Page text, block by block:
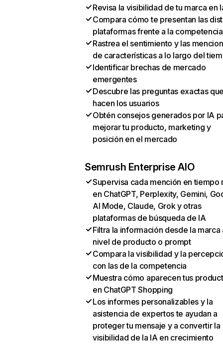
Revisa la visibilidad de tu marca en
Compara cómo te presentan las
plataformas frente a la competencia
Rastrea el sentimiento y las
de características a lo largo del
Identificar brechas de mercado
emergentes
Descubre las preguntas exactas
hacen los usuarios
Obtén consejos generados por IA
mejorar tu producto, marketing y
posición en el mercado
Semrush Enterprise AIO
Supervisa cada mención en tiempo
en ChatGPT, Perplexity, Gemini,
AI Mode, Claude, Grok y otras
plataformas de búsqueda de IA
Filtra la información desde la marca
nivel de producto o prompt
Compara la visibilidad y la
con las de la competencia
Muestra cómo aparecen tus
en ChatGPT Shopping
Los informes personalizables y la
asistencia de expertos te ayudan a
proteger tu mensaje y a convertir la
visibilidad de la IA en crecimiento